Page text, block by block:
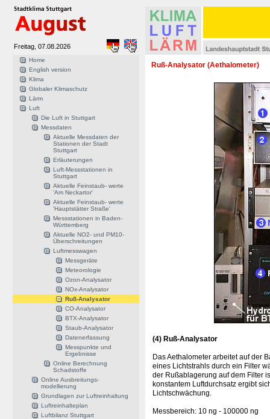
Freitag, 07.08.2026
Home
English version
Klima
Globaler Klimaschutz
Lärm
Luft
Die Luft in Stuttgart
Messdaten
Aktuelle Messdaten der
Stationen der Stadt
Stuttgart
Erläuterungen
Luft-Messstationen in
Stuttgart
Aktuelle Feinstaub- werte
'Am Neckartor'
Aktuelle Feinstaub- werte
'Hauptstätter Straße'
Messstationen in Baden-
Württemberg
Aktuelle NO2- und PM10-
Überschreitungen
Luftmesswagen
Messgeräte
Meteorologie
Ozon-Analysator
NOx-Analysator
Ruß-Analysator
CO-Analysator
BTX-Analysator
Staub-Analysator
Datenerfassung
Messpunkte und
Ergebnisse
Online Berechnung
Schadstoffe
Online Ausbreitungs-
modellierung
Grundlagen zur Luftreinhaltung
Luftreinhalteplan
Luftbilanz Stuttgart
Ruß-Analysator (Aethalometer)
(4) Ruß-Analysator
Das Aethalometer arbeitet auf der
eines Lichtstrahls durch ein Filter
der Rußablagerung auf dem Filter
konstantem Luftdurchsatz ergibt
Lichtschwächung.
Messbereich: 10 ng - 100000 ng